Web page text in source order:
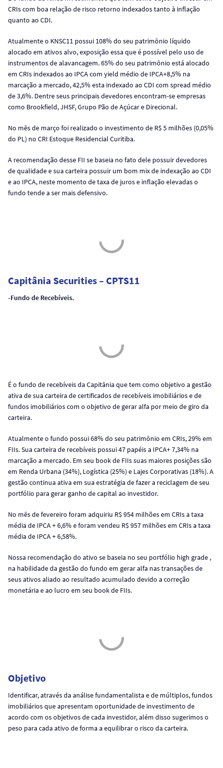
CRIs com boa relação de risco retorno indexados tanto à inflação
quanto ao CDI.
Atualmente o KNSC11 possui 108% do seu patrimônio líquido
alocado em ativos alvo, exposição essa que é possível pelo uso de
instrumentos de alavancagem. 65% do seu patrimônio está alocado
em CRIs indexados ao IPCA com yield médio de IPCA+8,5% na
marcação a mercado, 42,5% esta indexado ao CDI com spread médio
de 3,6%. Dentre seus principais devedores encontram-se empresas
como Brookfield, JHSF, Grupo Pão de Açúcar e Direcional.
No mês de março foi realizado o investimento de R$ 5 milhões (0,05%
do PL) no CRI Estoque Residencial Curitiba.
A recomendação desse FII se baseia no fato dele possuir devedores
de qualidade e sua carteira possuir um bom mix de indexação ao CDI
e ao IPCA, neste momento de taxa de juros e inflação elevadas o
fundo tende a ser mais defensivo.
Capitânia Securities – CPTS11
-Fundo de Recebíveis.
É o fundo de recebíveis da Capitânia que tem como objetivo a gestão
ativa de sua carteira de certificados de recebíveis imobiliários e de
fundos imobiliários com o objetivo de gerar alfa por meio de giro da
carteira.
Atualmente o fundo possui 68% do seu patrimônio em CRIs, 29% em
FIIs. Sua carteira de recebíveis possui 47 papéis a IPCA+ 7,34% na
marcação a mercado. Em seu book de FIIs suas maiores posições são
em Renda Urbana (34%), Logística (25%) e Lajes Corporativas (18%). A
gestão continua ativa em sua estratégia de fazer a reciclagem de seu
portfólio para gerar ganho de capital ao investidor.
No mês de fevereiro foram adquiriu R$ 954 milhões em CRIs a taxa
média de IPCA + 6,6% e foram vendeu R$ 957 milhões em CRIs a taxa
média de IPCA + 6,58%.
Nossa recomendação do ativo se baseia no seu portfólio high grade ,
na habilidade da gestão do fundo em gerar alfa nas transações de
seus ativos aliado ao resultado acumulado devido a correção
monetária e ao lucro em seu book de FIIs.
Objetivo
Identificar, através da análise fundamentalista e de múltiplos, fundos
imobiliários que apresentam oportunidade de investimento de
acordo com os objetivos de cada investidor, além disso sugerimos o
peso para cada ativo de forma a equilibrar o risco da carteira.